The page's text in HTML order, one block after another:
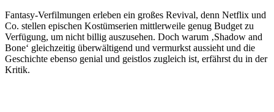
Fantasy-Verfilmungen erleben ein großes Revival, denn Netflix und
Co. stellen epischen Kostümserien mittlerweile genug Budget zu
Verfügung, um nicht billig auszusehen. Doch warum ‚Shadow and
Bone‘ gleichzeitig überwältigend und vermurkst aussieht und die
Geschichte ebenso genial und geistlos zugleich ist, erfährst du in der
Kritik.